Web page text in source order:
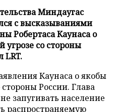
Миндаугас
с высказываниями
Робертаса Каунаса о
угрозе со стороны
LRT.
Каунаса о якобы
России. Глава
запугивать население
распространяемую